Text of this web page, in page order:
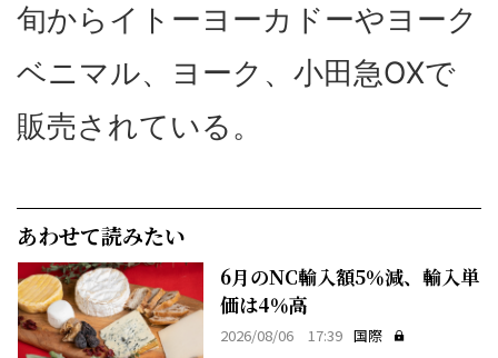
旬からイトーヨーカドーやヨーク
ベニマル、ヨーク、小田急OXで
販売されている。
あわせて読みたい
6月のNC輸入額5％減、輸入単
価は4％高
2026/08/06 17:39 国際